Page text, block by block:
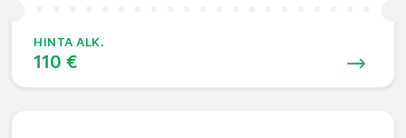
HINTA ALK.
110 €